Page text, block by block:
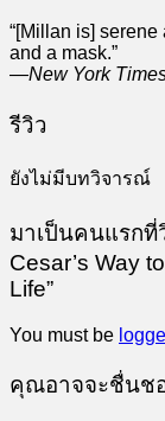
“[Millan is]
and a mask.”
—New York
รีวิว
ยังไม่มีบทวิจารณ์
มาเป็นคนแรกที่
Cesar’s Way
Life”
You must be
คุณอาจจะชื่นช